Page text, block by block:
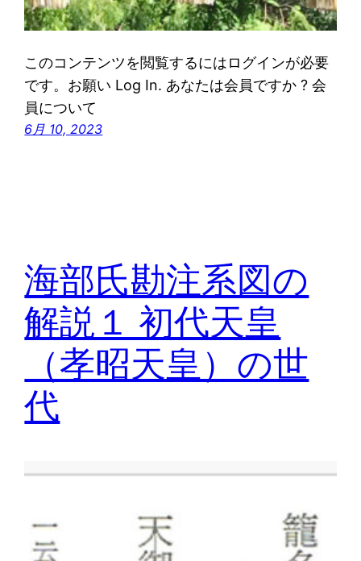
このコンテンツを閲覧するにはログインが必要
です。お願い Log In. あなたは会員ですか ? 会
員について
6月 10, 2023
海部氏勘注系図の
解説１ 初代天皇
（孝昭天皇）の世
代